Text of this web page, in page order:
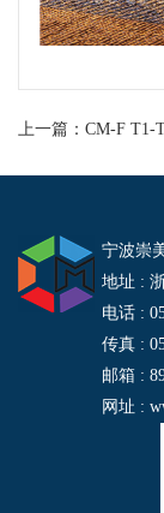
上一篇： CM-F T1-
宁波崇
地址 :
电话 :
传真 :
邮箱 :
网址 :